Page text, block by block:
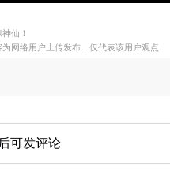
仙！
网络用户上传发布，仅代表该用户观点
后可发评论